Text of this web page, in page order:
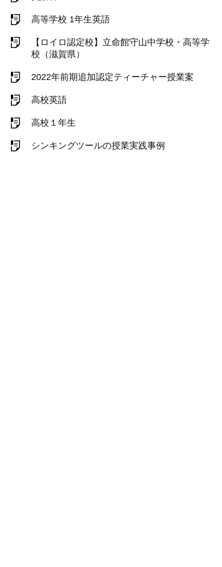
高等学校 1年生英語
【ロイロ認定校】立命館守山中学校・高等学
校（滋賀県）
2022年前期追加認定ティーチャー授業案
高校英語
高校１年生
シンキングツールの授業実践事例